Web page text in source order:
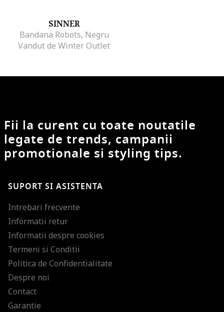
SINNER
Bandana Robots, Negru
Vandut de Winter Outlet
Fii la curent cu toate noutatile
legate de trends, campanii
promotionale si styling tips.
SUPORT SI ASISTENTA
Intrebari frecvente
Informatii retur
Informatii despre cookies
Termeni si Conditii
Politica de Confidentialitate
Despre noi
Contact
Garantie